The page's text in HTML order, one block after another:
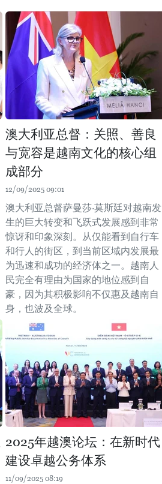
澳大利亚总督：关照、善良
与宽容是越南文化的核心组
成部分
12/09/2025 09:01
澳大利亚总督萨曼莎·莫斯廷对越南发
生的巨大转变和飞跃式发展感到非常
惊讶和印象深刻。从仅能看到自行车
和行人的街区，到当前区域内发展最
为迅速和成功的经济体之一。越南人
民完全有理由为国家的地位感到自
豪，因为其积极影响不仅惠及越南自
身，也波及全球。
2025年越澳论坛：在新时代
建设卓越公务体系
11/09/2025 08:19